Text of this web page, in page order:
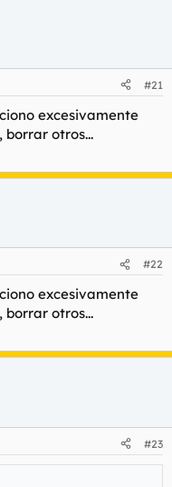
#21
excesivamente
borrar otros...
#22
excesivamente
borrar otros...
#23